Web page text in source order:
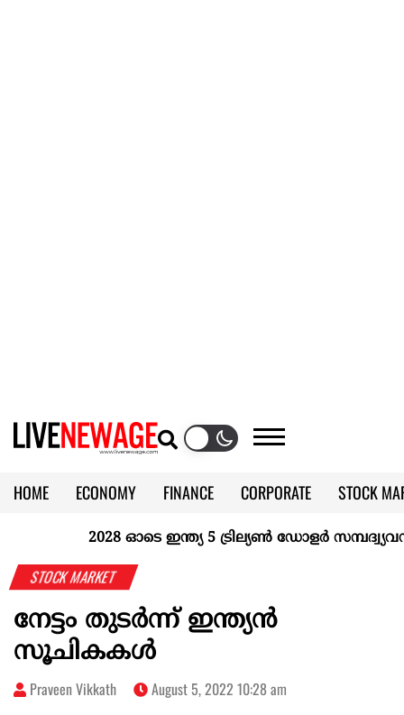
HOME ECONOMY FINANCE CORPORATE
STOCK
KERALA @70
2028 ഓടെ ഇന്ത്യ 5 ട്രില്യണ്‍ ഡോളര്‍
STOCK MARKET
നേട്ടം തുടര്‍ന്ന് ഇന്ത്യന്‍
സൂചികകള്‍
Praveen Vikkath August 5, 2022 10:28 am